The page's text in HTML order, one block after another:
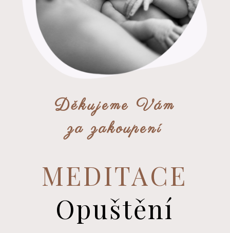
Děkujeme Vám
za zakoupení
MEDITACE
Opuštění